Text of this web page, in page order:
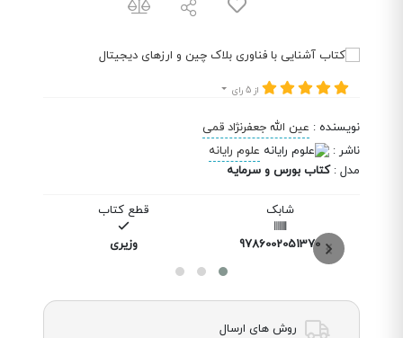
از 5 رای
نویسنده : عین الله جعفرنژاد قمی
ناشر :
علوم رایانه
مدل :کتاب بورس و سرمایه
شابک
9786002051370
قطع کتاب
وزیری
روش های ارسال